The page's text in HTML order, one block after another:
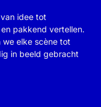
idee tot
pakkend vertellen.
elke scène tot
in beeld gebracht